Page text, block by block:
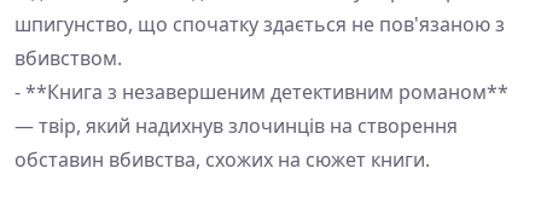
шпигунство, що спочатку здається не пов'язаною з
вбивством.
- **Книга з незавершеним детективним романом**
— твір, який надихнув злочинців на створення
обставин вбивства, схожих на сюжет книги.